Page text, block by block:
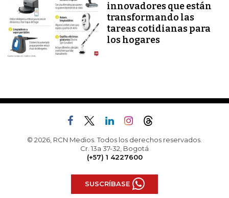
innovadores que están
transformando las
tareas cotidianas para
los hogares
© 2026, RCN Medios. Todos los derechos reservados.
Cr. 13a 37-32, Bogotá
(+57) 1 4227600
SUSCRÍBASE